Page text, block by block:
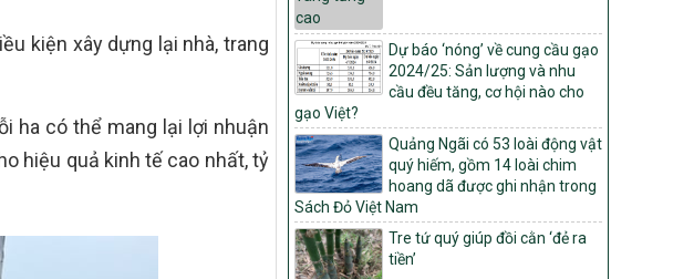
kiện xây dựng lại nhà, trang
ha có thể mang lại lợi nhuận
hiệu quả kinh tế cao nhất, tỷ
núi giai đoạn 2026-2030 thuộc phạm vi
quản lý nhà nước của Bộ Nông nghiệp và
Môi trường
Quyết định số: 26/2026/QĐ-TTg
Quyết định ban hành Bộ tiêu chí và quy
trình đánh giá, phân hạng sản phẩm Mỗi
xã một sản phẩm
số: 19/2026/QĐ-TTg
Quy định điều kiện, trình tự, thủ tục, hồ sơ
xét, công nhận, công bố và thu hồi quyết
định công nhận xã đạt chuẩn nông thôn
mới, xã đạt nông thôn mới hiện đại và
Dự báo ‘nóng’ về cung cầu gạo
2024/25: Sản lượng và nhu
cầu đều tăng, cơ hội nào cho
gạo Việt?
Quảng Ngãi có 53 loài động vật
quý hiếm, gồm 14 loài chim
hoang dã được ghi nhận trong
Sách Đỏ Việt Nam
Tre tứ quý giúp đồi cằn ‘đẻ ra
tiền’